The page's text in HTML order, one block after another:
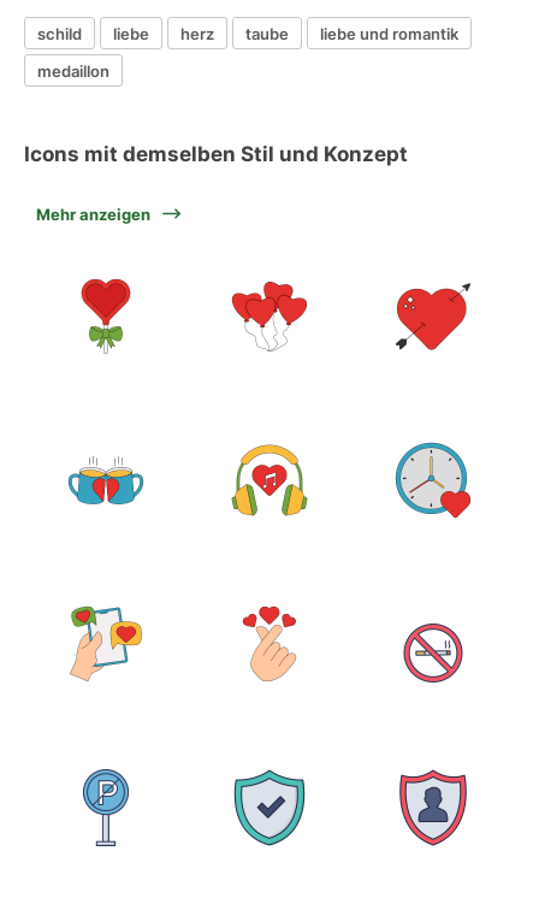
schild liebe herz taube
liebe und romantik
medaillon
Icons mit demselben Stil und Konzept
Mehr anzeigen